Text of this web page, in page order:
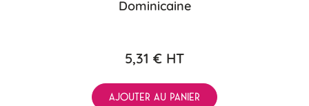
Dominicaine
5,31 € HT
AJOUTER AU PANIER